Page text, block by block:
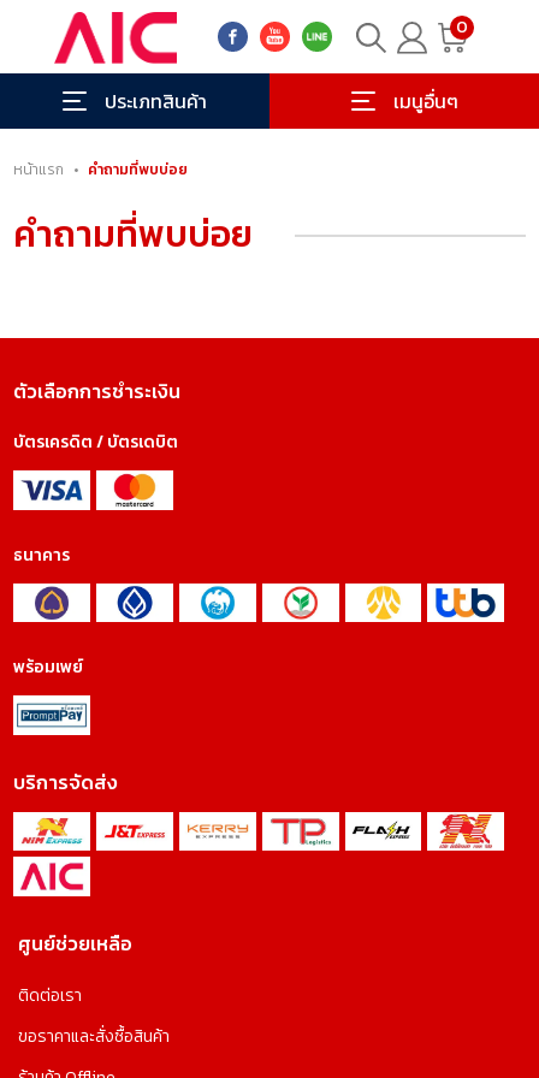
0
ประเภทสินค้า เมนูอื่นๆ
หน้าแรก • คำถามที่พบบ่อย
คำถามที่พบบ่อย
ตัวเลือกการชำระเงิน
บัตรเครดิต / บัตรเดบิต
ธนาคาร
พร้อมเพย์
บริการจัดส่ง
ศูนย์ช่วยเหลือ
ติดต่อเรา
ขอราคาและสั่งซื้อสินค้า